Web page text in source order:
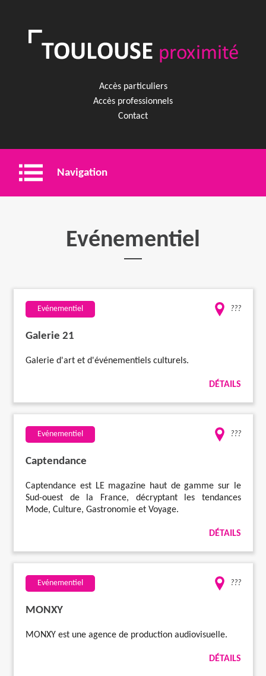
Accès particuliers
Accès professionnels
Contact
Navigation
Travaux
Santé
Evénementiel
Evénementiel ???
Galerie 21
Galerie d'art et d'événementiels culturels.
DÉTAILS
Evénementiel ???
Captendance
Captendance est LE magazine haut de gamme sur le
Sud-ouest de la France, décryptant les tendances
Mode, Culture, Gastronomie et Voyage.
DÉTAILS
Evénementiel ???
MONXY
MONXY est une agence de production audiovisuelle.
DÉTAILS